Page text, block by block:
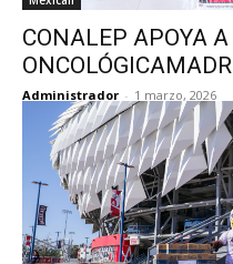
CONALEP APOYA
Administrador - 1 marzo, 2026